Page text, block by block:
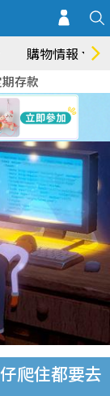
購物情報
存款
爬住都要去